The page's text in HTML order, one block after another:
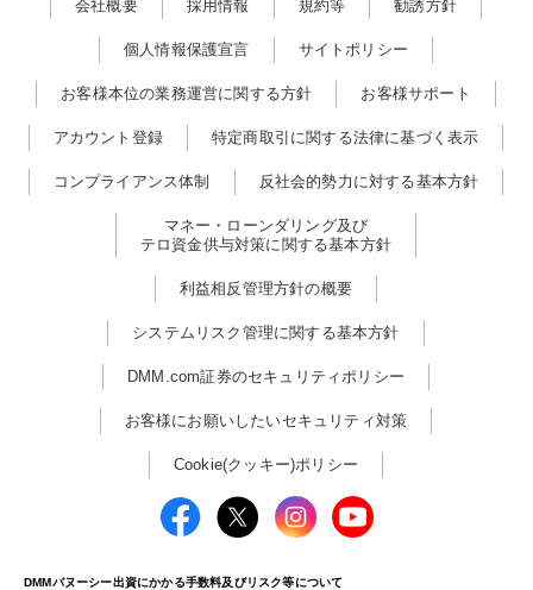
会社概要 採用情報 規約等 勧誘方針
個人情報保護宣言 サイトポリシー
お客様本位の業務運営に関する方針 お客様サポート
アカウント登録 特定商取引に関する法律に基づく表示
コンプライアンス体制 反社会的勢力に対する基本方針
マネー・ローンダリング及び
テロ資金供与対策に関する基本方針
利益相反管理方針の概要
システムリスク管理に関する基本方針
DMM.com証券のセキュリティポリシー
お客様にお願いしたいセキュリティ対策
Cookie(クッキー)ポリシー
DMMバヌーシー出資にかかる手数料及びリスク等について